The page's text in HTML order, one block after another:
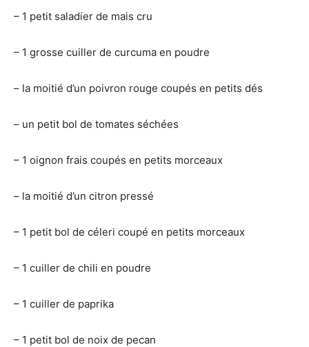
– 1 petit saladier de mais cru
– 1 grosse cuiller de curcuma en poudre
– la moitié d’un poivron rouge coupés en petits dés
– un petit bol de tomates séchées
– 1 oignon frais coupés en petits morceaux
– la moitié d’un citron pressé
– 1 petit bol de céleri coupé en petits morceaux
– 1 cuiller de chili en poudre
– 1 cuiller de paprika
– 1 petit bol de noix de pecan